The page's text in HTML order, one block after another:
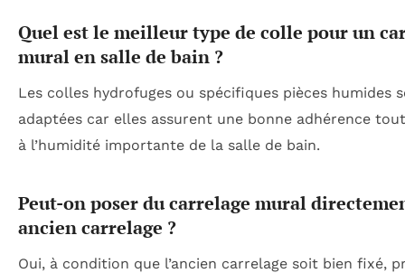
Quel est le meilleur type de colle pour un
mural en salle de bain ?
Les colles hydrofuges ou spécifiques pièces humides
adaptées car elles assurent une bonne adhérence
à l’humidité importante de la salle de bain.
Peut-on poser du carrelage mural
ancien carrelage ?
Oui, à condition que l’ancien carrelage soit bien fixé,